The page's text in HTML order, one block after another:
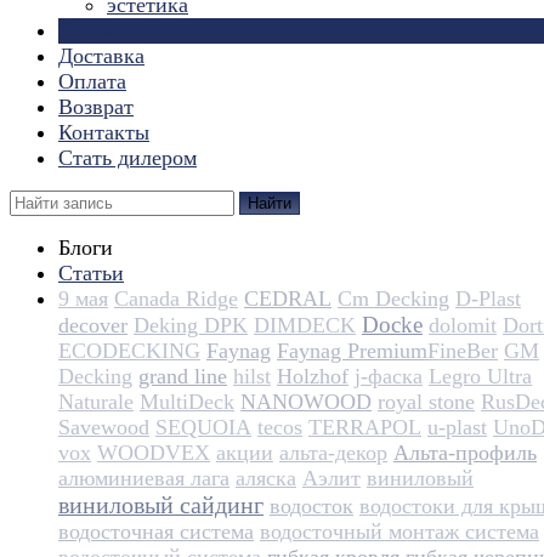
эстетика
Доставка
Оплата
Возврат
Контакты
Стать дилером
Найти
Блоги
Статьи
9 мая Canada Ridge CEDRAL Cm Decking D-Plast
decover Deking DPK DIMDECK Docke dolomit
ECODECKING Faynag Faynag Premium​​​​​​​​​​FineBer GM
Decking grand line hilst Holzhof j-фаска Legro Ultra
Naturale MultiDeck NANOWOOD royal stone
Savewood SEQUOIA tecos TERRAPOL u-plast
vox WOODVEX акции альта-декор Альта-профиль
алюминиевая лага аляска Аэлит виниловый
виниловый сайдинг водосток водостоки для
водосточная система водосточный монтаж система